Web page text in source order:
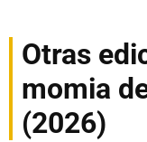
Otras
momia
(2026)